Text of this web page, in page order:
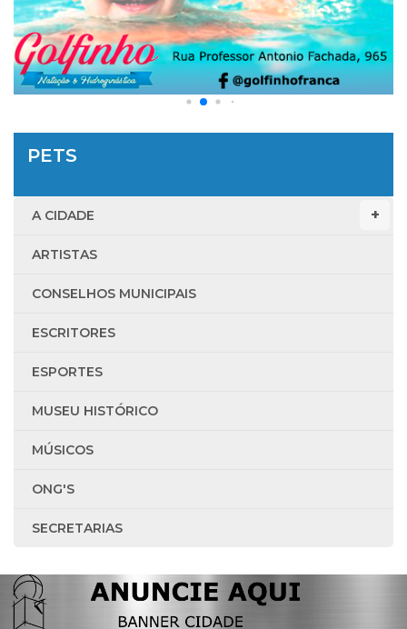
PETS
A CIDADE
ARTISTAS
CONSELHOS MUNICIPAIS
ESCRITORES
ESPORTES
MUSEU HISTÓRICO
MÚSICOS
ONG'S
SECRETARIAS